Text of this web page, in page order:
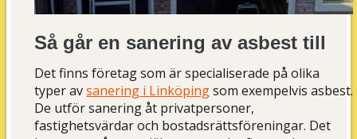
Så går en sanering av asbest till
Det finns företag som är specialiserade på olika
typer avsanering i Linköpingsom exempelvis asbest.
De utför sanering åt privatpersoner,
fastighetsvärdar och bostadsrättsföreningar. Det